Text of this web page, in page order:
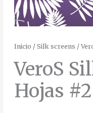
Inicio / Silk screens /
VeroS
Hojas #2